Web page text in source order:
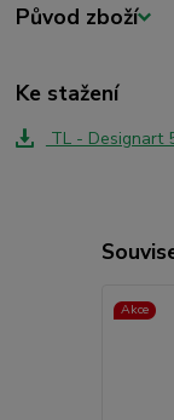
Původ zboží
Ke stažení
TL - Designart
Akce